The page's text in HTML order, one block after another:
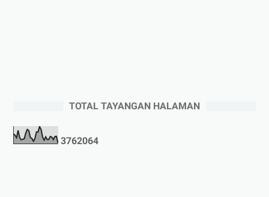
TOTAL TAYANGAN HALAMAN
3762064